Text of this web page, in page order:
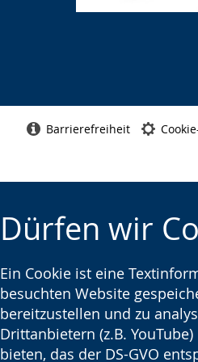
Dürfen wir
Ein Cookie ist eine
besuchten Website
bereitzustellen und zu
Drittanbietern (z.B.
bieten, das der DS-GVO
Barrierefreiheit